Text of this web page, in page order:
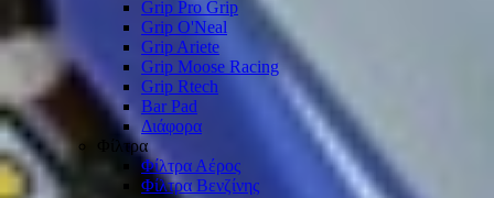
Grip Pro Grip
Grip O'Neal
Grip Ariete
Grip Moose Racing
Grip Rtech
Bar Pad
Διάφορα
Φίλτρα
Φίλτρα Αέρος
Φίλτρα Βενζίνης